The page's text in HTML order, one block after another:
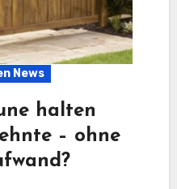
News
halten
– ohne